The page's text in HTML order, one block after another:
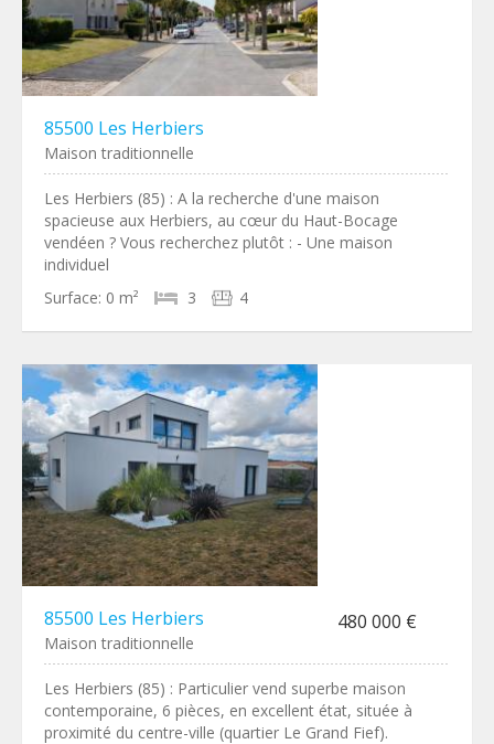
85500 Les Herbiers
Maison traditionnelle
Les Herbiers (85) : A la recherche d'une maison
spacieuse aux Herbiers, au cœur du Haut-Bocage
vendéen ? Vous recherchez plutôt : - Une maison
individuel
Surface: 0 m² 3 4
85500 Les Herbiers 480 000 €
Maison traditionnelle
Les Herbiers (85) : Particulier vend superbe maison
contemporaine, 6 pièces, en excellent état, située à
proximité du centre-ville (quartier Le Grand Fief).